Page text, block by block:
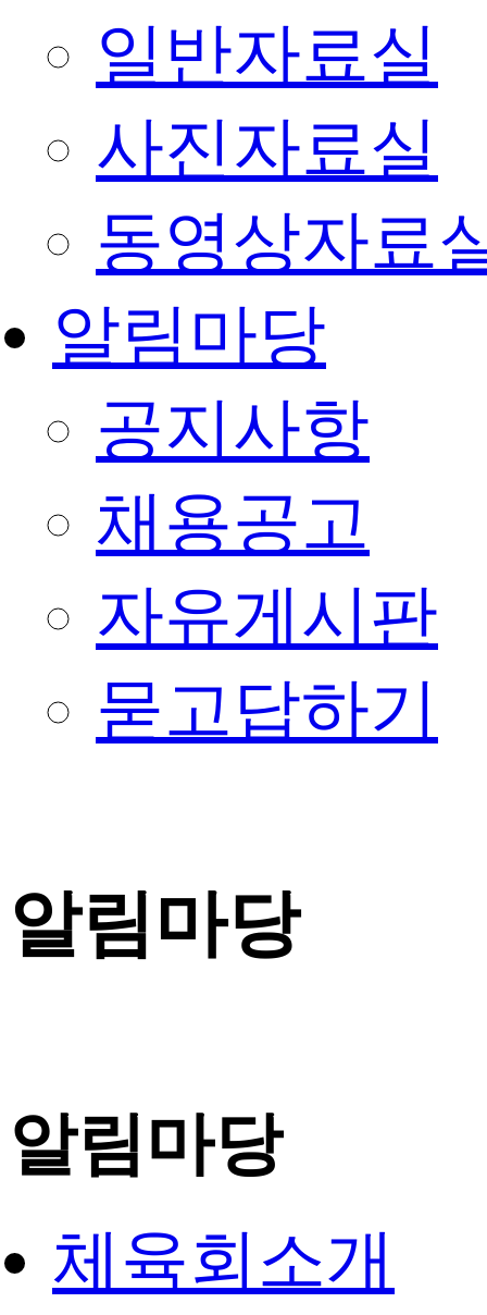
일반자료실
사진자료실
동영상자료
알림마당
공지사항
채용공고
자유게시판
묻고답하기
알림마당
알림마당
체육회소개